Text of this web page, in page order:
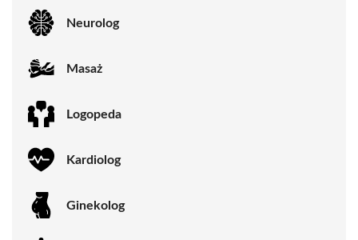
Neurolog
Masaż
Logopeda
Kardiolog
Ginekolog